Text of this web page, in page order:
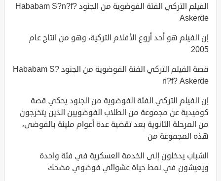
الفيلم التركي الفئة الفوضوية من الجنود Hababam S?n?f?
Askerde
إن الفيلم هو أحد أروع الأفلام التركية، وهو من انتاج عام
2005
قصة الفيلم التركي الفئة الفوضوية من الجنود Hababam S?
n?f? Askerde
إن الفيلم التركي الفئة الفوضوية من الجنود يحكي قصة
كوميدية عن مجموعة من الطلاب الفوضويين الذين يتخرجون
من المرحلة الثانوية بعد تقضية عدة أعوام مليئة بالفوضى،
هذه المجموعة من
الشباب يدخلون إلى الخدمة العسكرية في فئة واحدة
ويعيشون في نمط حياة عشوائي فوضوي مضحك